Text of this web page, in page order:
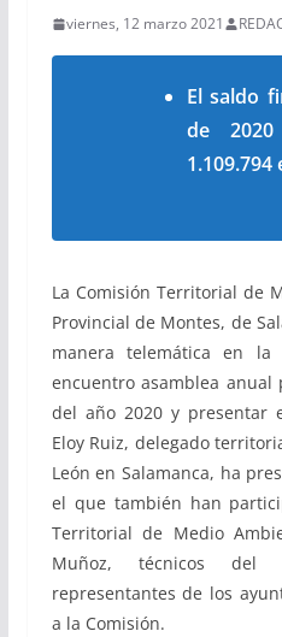
viernes, 12 marzo 2021
El saldo
de
1.109.794
La Comisión Territorial de
Provincial de Montes, de
manera telemática en
encuentro asamblea
del año 2020 y presentar
Eloy Ruiz, delegado
León en Salamanca, ha
el que también han
Territorial de Medio
Muñoz, técnicos del
representantes de los
a la Comisión.